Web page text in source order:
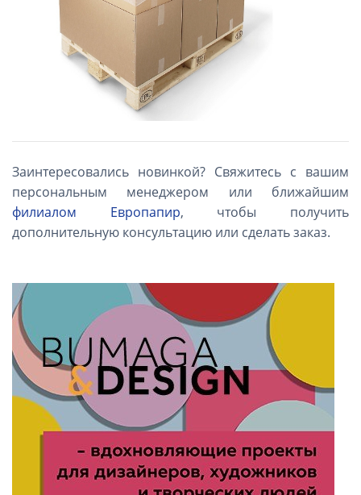
Заинтересовались новинкой? Свяжитесь с вашим
персональным менеджером или ближайшим
филиалом Европапир, чтобы получить
дополнительную консультацию или сделать заказ.